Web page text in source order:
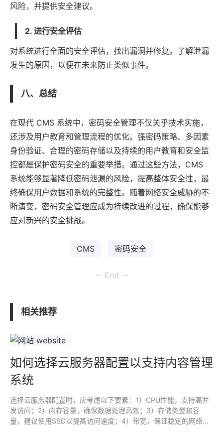
风险，并提供安全建议。
2. 进行安全评估
对系统进行全面的安全评估，找出漏洞并修复。了解泄漏
发生的原因，以便在未来防止类似事件。
八、总结
在现代 CMS 系统中，密码安全管理不仅关乎技术实施，
还涉及用户教育和管理流程的优化。强密码策略、多因素
身份验证、合理的密码存储以及持续的用户教育和安全监
控都是保护密码安全的重要举措。通过这些方法，CMS
系统能够显著降低密码泄漏的风险，提高整体安全性，最
终确保用户数据和系统的完整性。随着网络安全威胁的不
断演变，密码安全管理应成为持续改进的过程，确保能够
应对新兴的安全挑战。
CMS 密码安全
-- End --
相关推荐
如何选择云服务器配置以支持内容管理
系统
选择云服务器配置时，应考虑以下要素：1）CPU性能，支持高并
发访问；2）内存容量，确保数据处理高效；3）存储类型和容
量，建议使用SSD以提高访问速度；4）带宽，保证稳定的网络连